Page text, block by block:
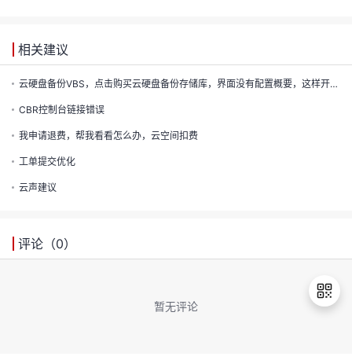
者
我
的
博
我
的
坛
我
圈
的
我
相关建议
云硬盘备份VBS，点击购买云硬盘备份存储库，界面没有配置概要，这样开发者无法直观的看到自己都选择了哪些规格的产品
CBR控制台链接错误
我申请退费，帮我看看怎么办，云空间扣费
工单提交优化
云声建议
评论（0）
暂无评论